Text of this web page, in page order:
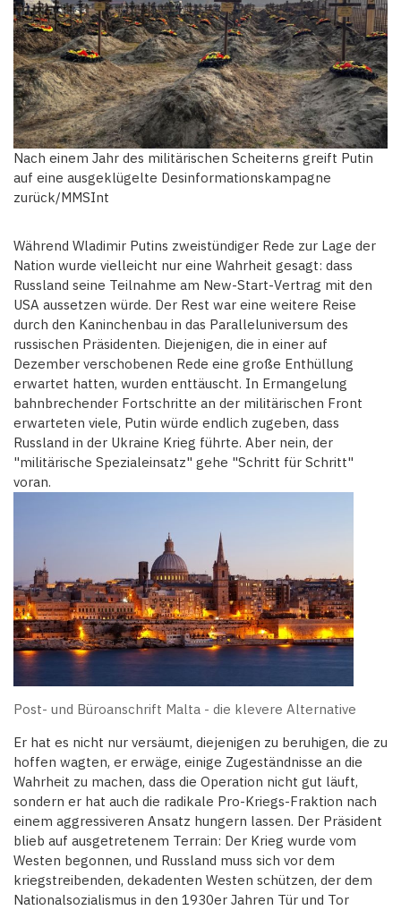
Nach einem Jahr des militärischen Scheiterns greift Putin
auf eine ausgeklügelte Desinformationskampagne
zurück/MMSInt
Während Wladimir Putins zweistündiger Rede zur Lage der
Nation wurde vielleicht nur eine Wahrheit gesagt: dass
Russland seine Teilnahme am New-Start-Vertrag mit den
USA aussetzen würde. Der Rest war eine weitere Reise
durch den Kaninchenbau in das Paralleluniversum des
russischen Präsidenten. Diejenigen, die in einer auf
Dezember verschobenen Rede eine große Enthüllung
erwartet hatten, wurden enttäuscht. In Ermangelung
bahnbrechender Fortschritte an der militärischen Front
erwarteten viele, Putin würde endlich zugeben, dass
Russland in der Ukraine Krieg führte. Aber nein, der
"militärische Spezialeinsatz" gehe "Schritt für Schritt"
voran.
Post- und Büroanschrift Malta - die klevere Alternative
Er hat es nicht nur versäumt, diejenigen zu beruhigen, die zu
hoffen wagten, er erwäge, einige Zugeständnisse an die
Wahrheit zu machen, dass die Operation nicht gut läuft,
sondern er hat auch die radikale Pro-Kriegs-Fraktion nach
einem aggressiveren Ansatz hungern lassen. Der Präsident
blieb auf ausgetretenem Terrain: Der Krieg wurde vom
Westen begonnen, und Russland muss sich vor dem
kriegstreibenden, dekadenten Westen schützen, der dem
Nationalsozialismus in den 1930er Jahren Tür und Tor